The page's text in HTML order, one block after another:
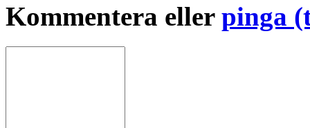
Kommentera eller pinga